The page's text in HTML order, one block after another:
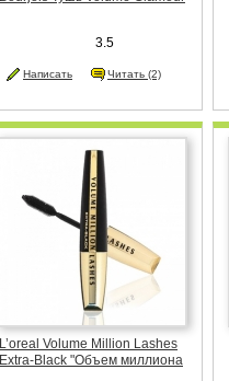
3.5
Написать Читать (2)
L’oreal Volume Million Lashes
Extra-Black "Объем миллиона